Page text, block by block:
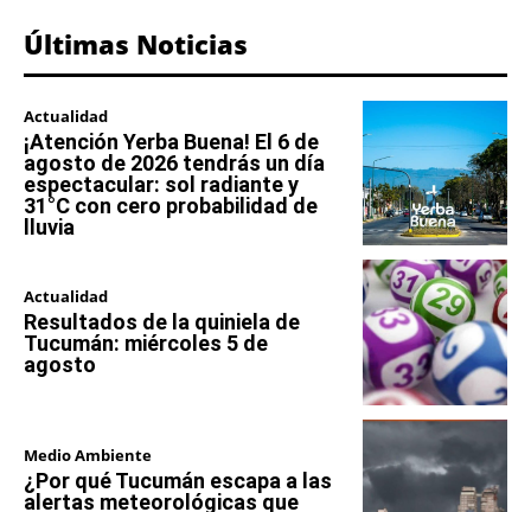
Últimas Noticias
Actualidad
¡Atención Yerba Buena! El 6 de
agosto de 2026 tendrás un día
espectacular: sol radiante y
31°C con cero probabilidad de
lluvia
Actualidad
Resultados de la quiniela de
Tucumán: miércoles 5 de
agosto
Medio Ambiente
¿Por qué Tucumán escapa a las
alertas meteorológicas que